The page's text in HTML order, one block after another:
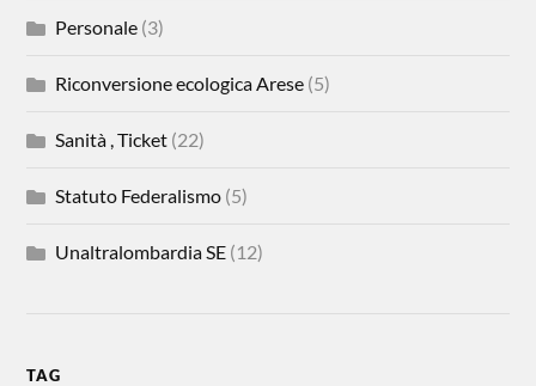
Personale (3)
Riconversione ecologica Arese (5)
Sanità , Ticket (22)
Statuto Federalismo (5)
Unaltralombardia SE (12)
TAG